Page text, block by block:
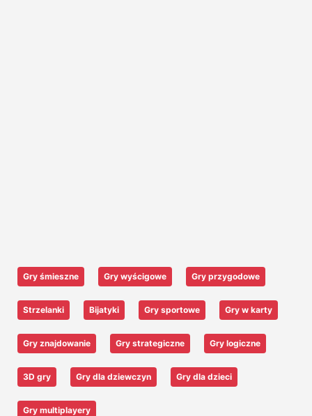
Gry śmieszne Gry wyścigowe Gry przygodowe
Strzelanki Bijatyki Gry sportowe Gry w karty
Gry znajdowanie Gry strategiczne Gry logiczne
3D gry Gry dla dziewczyn Gry dla dzieci
Gry multiplayery